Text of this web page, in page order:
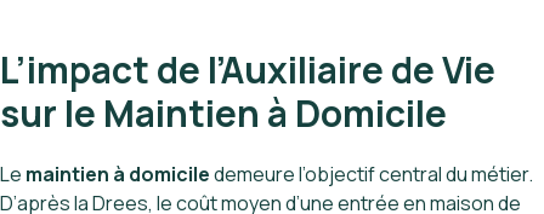
L’impact de l’Auxiliaire de Vie
sur le Maintien à Domicile
Le maintien à domiciledemeure l’objectif central du métier.
D’après la Drees, le coût moyen d’une entrée en maison de